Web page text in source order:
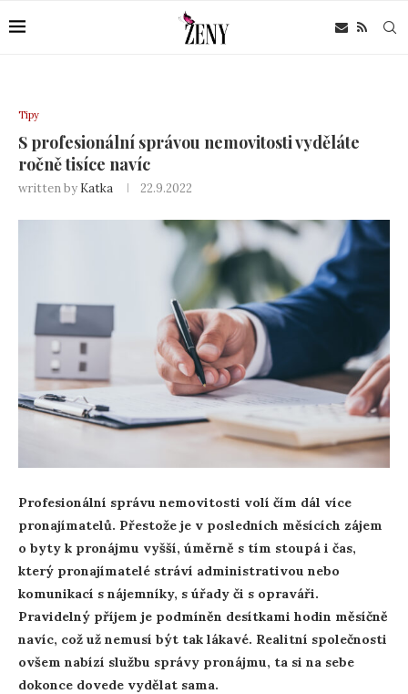
Tipy
S profesionální správou nemovitosti vyděláte
ročně tisíce navíc
written by Katka 22.9.2022
Profesionální správu nemovitosti volí čím dál více
pronajímatelů. Přestože je v posledních měsících zájem
o byty k pronájmu vyšší, úměrně s tím stoupá i čas,
který pronajímatelé stráví administrativou nebo
komunikací s nájemníky, s úřady či s opraváři.
Pravidelný příjem je podmíněn desítkami hodin měsíčně
navíc, což už nemusí být tak lákavé. Realitní společnosti
ovšem nabízí službu správy pronájmu, ta si na sebe
dokonce dovede vydělat sama.